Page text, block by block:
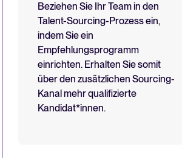
Beziehen Sie Ihr Team in den
Talent-Sourcing-Prozess ein,
indem Sie ein
Empfehlungsprogramm
einrichten. Erhalten Sie somit
über den zusätzlichen Sourcing-
Kanal mehr qualifizierte
Kandidat*innen.